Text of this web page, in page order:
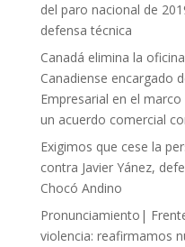
del paro nacional de
defensa técnica
Canadá elimina la
Canadiense encargado
Empresarial en el
un acuerdo comercial
Exigimos que cese la
contra Javier Yánez,
Chocó Andino
Pronunciamiento|
violencia: reafirmamos